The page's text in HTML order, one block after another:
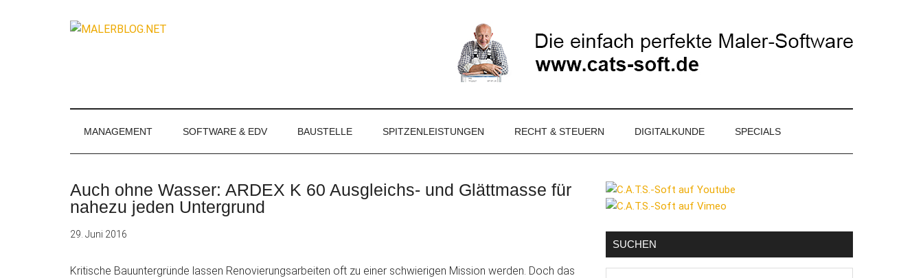
Stuckateure
MANAGEMENT SOFTWARE & EDV BAUSTELLE SPITZENLEISTUNGEN RECHT & STEUERN DIGITALKUNDE SPECIALS
Auch ohne Wasser: ARDEX K 60 Ausgleichs- und Glättmasse für
nahezu jeden Untergrund
29. Juni 2016
Kritische Bauuntergründe lassen Renovierungsarbeiten oft zu einer schwierigen Mission werden. Doch das
Seitenspalte
SUCHEN